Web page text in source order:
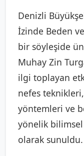
Denizli
İzinde Beden ve
bir söyleşide
Muhay Zin
ilgi toplayan
nefes
yöntemleri ve
yönelik bilimsel
olarak sunuldu.